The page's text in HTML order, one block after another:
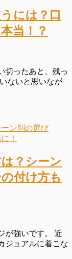
には？口
当！？
切ったあと、残っ
ないと思いなが
？シーン
付け方も
が強いです。 近
ジュアルに着こな